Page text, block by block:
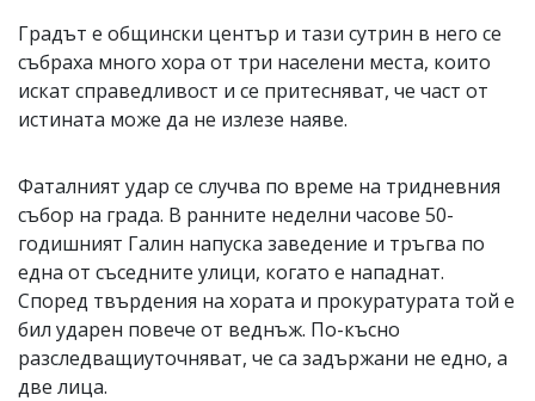
Градът е общински център и тази сутрин в него се
събраха много хора от три населени места, които
искат справедливост и се притесняват, че част от
истината може да не излезе наяве.
Фаталният удар се случва по време на тридневния
събор на града. В ранните неделни часове 50-
годишният Галин напуска заведение и тръгва по
една от съседните улици, когато е нападнат.
Според твърдения на хората и прокуратурата той е
бил ударен повече от веднъж. По-късно
разследващиуточняват, че са задържани не едно, а
две лица.